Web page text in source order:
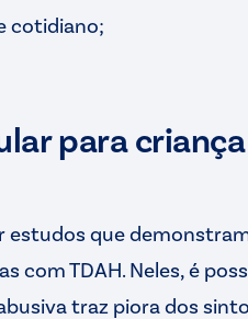
cotidiano;
para
estudos que
com TDAH. Neles, é
traz piora dos